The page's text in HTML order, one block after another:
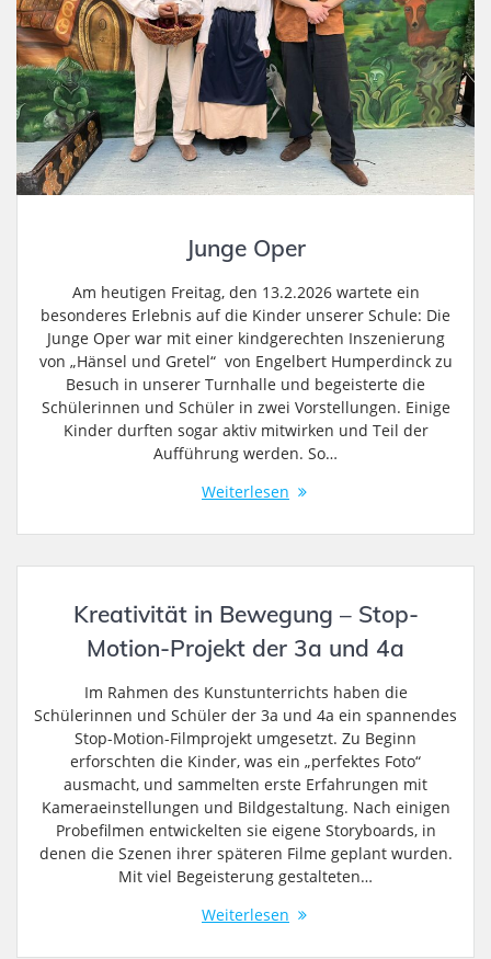
Junge Oper
Am heutigen Freitag, den 13.2.2026 wartete ein
besonderes Erlebnis auf die Kinder unserer Schule: Die
Junge Oper war mit einer kindgerechten Inszenierung
von „Hänsel und Gretel“ von Engelbert Humperdinck zu
Besuch in unserer Turnhalle und begeisterte die
Schülerinnen und Schüler in zwei Vorstellungen. Einige
Kinder durften sogar aktiv mitwirken und Teil der
Aufführung werden. So…
Weiterlesen
Kreativität in Bewegung – Stop-
Motion-Projekt der 3a und 4a
Im Rahmen des Kunstunterrichts haben die
Schülerinnen und Schüler der 3a und 4a ein spannendes
Stop-Motion-Filmprojekt umgesetzt. Zu Beginn
erforschten die Kinder, was ein „perfektes Foto“
ausmacht, und sammelten erste Erfahrungen mit
Kameraeinstellungen und Bildgestaltung. Nach einigen
Probefilmen entwickelten sie eigene Storyboards, in
denen die Szenen ihrer späteren Filme geplant wurden.
Mit viel Begeisterung gestalteten…
Weiterlesen